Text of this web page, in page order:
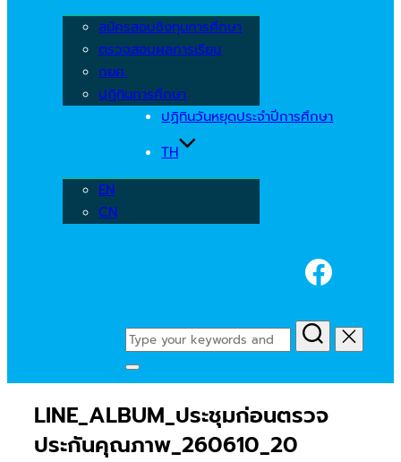
สมัครสอบชิงทุนการศึกษา
ตรวจสอบผลการเรียน
กยศ.
ปฏิทินการศึกษา
ปฏิทินวันหยุดประจำปีการศึกษา
TH
EN
CN
Search
for:
Toggle
&
navigation
LINE_ALBUM_ประชุมก่อนตรวจ
ประกันคุณภาพ_260610_20